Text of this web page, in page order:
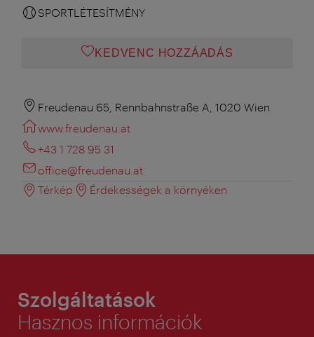
SPORTLÉTESÍTMÉNY
KEDVENC HOZZÁADÁS
Freudenau 65, Rennbahnstraße A, 1020 Wien
www.freudenau.at
+43 1 728 95 31
office@freudenau.at
Térkép
Érdekességek a környéken
Szolgáltatások
Hasznos információk